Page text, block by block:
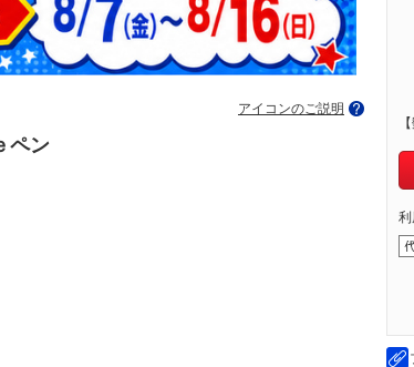
アイコンのご説明
ペン